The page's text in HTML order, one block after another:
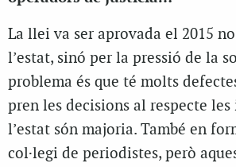
La llei va ser aprovada el 2015
l’estat, sinó per la pressió de la
problema és que té molts
pren les decisions al respecte
l’estat són majoria. També en
col·legi de periodistes, però